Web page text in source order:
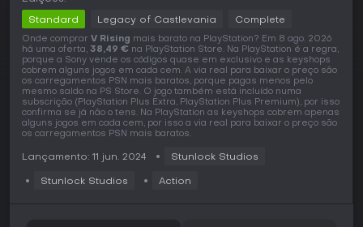
Standard Legacy of Castlevania Complete
Onde comprar V Rising
mais barato na PlayStation? Em 8 ago. 2026
há uma oferta, 38,49 € na PlayStation Store. Na PlayStation é a regra,
porque a Sony vende os códigos quase em exclusivo e as keyshops
cobrem alguns jogos em cada cem. A via real para baixar o preço são
os carregamentos PSN mais baratos, porque pagas menos pelo
mesmo saldo na PS Store. O jogo também está incluído numa
subscrição (PlayStation Plus Extra, PlayStation Plus Premium), por isso
confirma se já não o tens. Na PlayStation as keyshops cobrem apenas
alguns jogos em cada cem, por isso a via real para baixar o preço são
os carregamentos PSN mais baratos.
Lançamento: 11 jun. 2024 Stunlock Studios
Stunlock Studios Action